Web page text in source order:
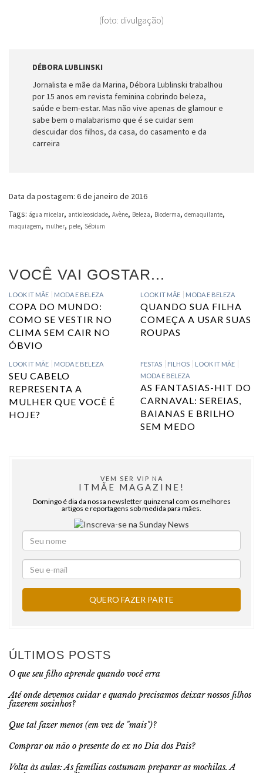
(foto: divulgação)
DÉBORA LUBLINSKI
Jornalista e mãe da Marina, Débora Lublinski trabalhou
por 15 anos em revista feminina cobrindo beleza,
saúde e bem-estar. Mas não vive apenas de glamour e
sabe bem o malabarismo que é se cuidar sem
descuidar dos filhos, da casa, do casamento e da
carreira
Data da postagem: 6 de janeiro de 2016
Tags: água micelar, antioleosidade, Avène, Beleza, Bioderma, demaquilante,
maquiagem, mulher, pele, Sébium
VOCÊ VAI GOSTAR...
LOOK IT MÃE MODA E BELEZA
COPA DO MUNDO:
COMO SE VESTIR NO
CLIMA SEM CAIR NO
ÓBVIO
LOOK IT MÃE MODA E BELEZA
QUANDO SUA FILHA
COMEÇA A USAR SUAS
ROUPAS
LOOK IT MÃE MODA E BELEZA
SEU CABELO
REPRESENTA A
MULHER QUE VOCÊ É
HOJE?
FESTAS FILHOS
LOOK IT MÃE
MODA E BELEZA
AS FANTASIAS-HIT DO
CARNAVAL: SEREIAS,
BAIANAS E BRILHO
SEM MEDO
VEM SER VIP NA
ITMÃE MAGAZINE!
Domingo é dia da nossa newsletter quinzenal com os melhores
artigos e reportagens sob medida para mães.
ÚLTIMOS POSTS
O que seu filho aprende quando você erra
Até onde devemos cuidar e quando precisamos deixar nossos filhos
fazerem sozinhos?
Que tal fazer menos (em vez de "mais")?
Comprar ou não o presente do ex no Dia dos Pais?
Volta às aulas: As famílias costumam preparar as mochilas. A